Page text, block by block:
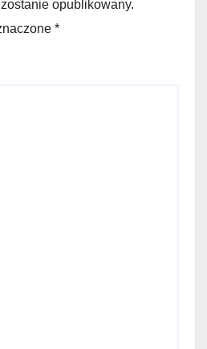
opublikowany.
*